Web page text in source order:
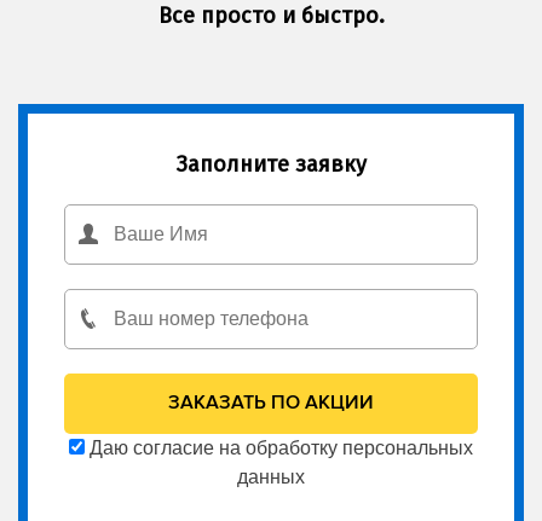
Все просто и быстро.
Заполните заявку
Даю согласие на обработку персональных
данных